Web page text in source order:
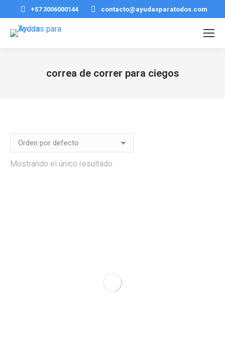
+57 3006000144 contacto@ayudasparatodos.com
correa de correr para ciegos
Mostrando el único resultado